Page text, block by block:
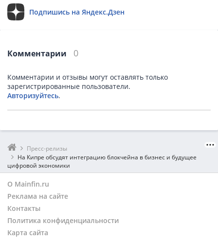
Подпишись на Яндекс.Дзен
Комментарии 0
Комментарии и отзывы могут оставлять только
зарегистрированные пользователи.
Авторизуйтесь.
Пресс-релизы
На Кипре обсудят интеграцию блокчейна в бизнес и будущее
цифровой экономики
О Mainfin.ru
Реклама на сайте
Контакты
Политика конфиденциальности
Карта сайта